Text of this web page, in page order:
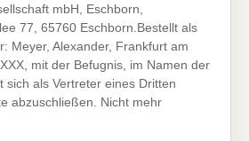
mbH, Eschborn,
77, 65760 Eschborn.Bestellt als
Meyer, Alexander, Frankfurt am
mit der Befugnis, im Namen der
sich als Vertreter eines Dritten
abzuschließen. Nicht mehr